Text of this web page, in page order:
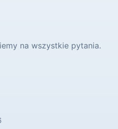
na wszystkie pytania.